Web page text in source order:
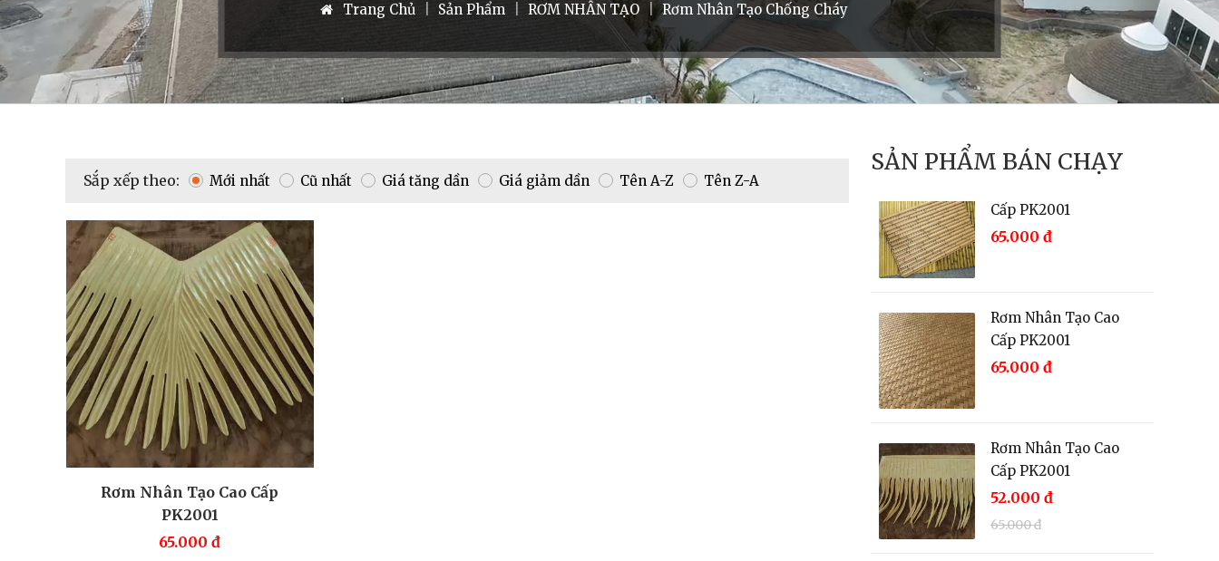
Trang Chủ Sản Phẩm RƠM NHÂN TẠO | Rơm Nhân Tạo Chống Cháy
Sắp xếp theo: Mới nhất Cũ nhất Giá tăng dần Giá giảm dần Tên A-Z Tên Z-A
Rơm Nhân Tạo Cao Cấp
PK2001
65.000đ
SẢN PHẨM BÁN CHẠY
Rơm Nhân Tạo Cao
Cấp PK2001
65.000đ
Rơm Nhân Tạo Cao
65.000đ
Rơm Nhân Tạo Cao
Cấp PK2001
65.000đ
Rơm Nhân Tạo Cao
Cấp PK2001
52.000đ
65.000đ
Rơm Nhân Tạo Cao